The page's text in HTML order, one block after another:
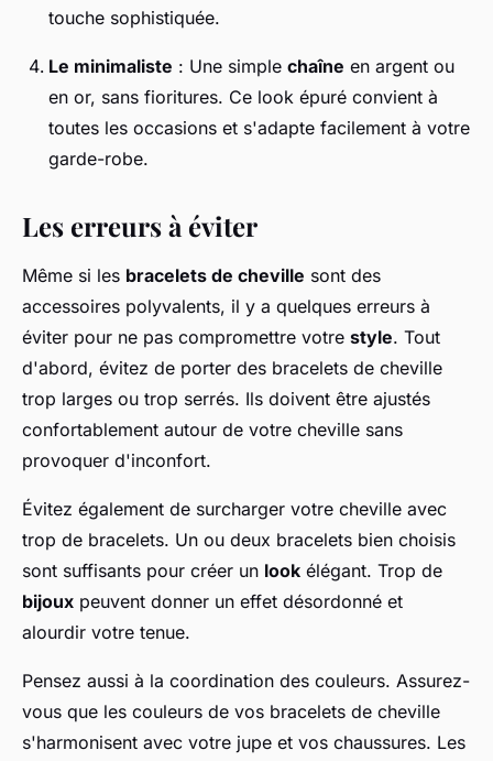
touche sophistiquée.
Le minimaliste : Une simple chaîne en argent ou
en or, sans fioritures. Ce look épuré convient à
toutes les occasions et s'adapte facilement à votre
garde-robe.
Les erreurs à éviter
Même si les bracelets de cheville sont des
accessoires polyvalents, il y a quelques erreurs à
éviter pour ne pas compromettre votre style. Tout
d'abord, évitez de porter des bracelets de cheville
trop larges ou trop serrés. Ils doivent être ajustés
confortablement autour de votre cheville sans
provoquer d'inconfort.
Évitez également de surcharger votre cheville avec
trop de bracelets. Un ou deux bracelets bien choisis
sont suffisants pour créer un look élégant. Trop de
bijoux peuvent donner un effet désordonné et
alourdir votre tenue.
Pensez aussi à la coordination des couleurs. Assurez-
vous que les couleurs de vos bracelets de cheville
s'harmonisent avec votre jupe et vos chaussures. Les